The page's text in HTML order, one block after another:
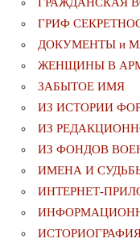
ГРАЖДАНСКАЯ
ГРИФ
ДОКУМЕНТЫ и
ЖЕНЩИНЫ В
ЗАБЫТОЕ ИМЯ
ИЗ ИСТОРИИ
ИЗ
ИЗ ФОНДОВ
ИМЕНА И
ИНТЕРНЕТ-